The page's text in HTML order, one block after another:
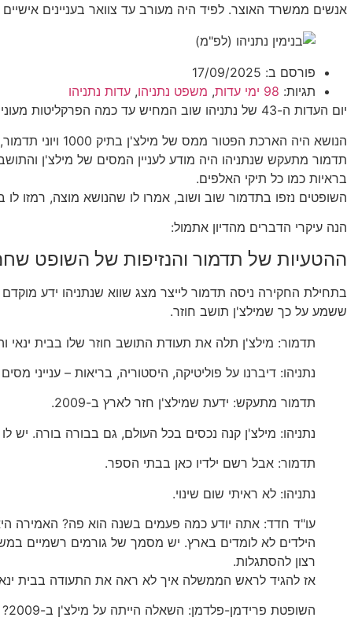
אנשים ממשרד האוצר. לפיד היה מעורב עד צוואר בעניינים
פורסם ב: 17/09/2025
תגיות: 98 ימי עדות , משפט נתניהו, עדות נתניהו
יום העדות ה-43 של נתניהו שוב המחיש עד כמה הפרקליטות מעוניינת למרוח את החקירות כדי להתיש את נתניהו על זוטי הזוטות.
הנושא היה הארכת הפטור ממס של מילצ'ן בתיק 1000 ויוני תדמור, כהרגלו בקודש, המשיך למחזר שאלות ולנסות להטעות את נתניהו בהצגת קטעים מגמתיים.
תדמור מתעקש שנתניהו היה מודע לעניין המסים של מילצ'ן
בראיות כמו כל תיקי האלפים.
השופטים נזפו בתדמור שוב ושוב, אמרו לו שהנושא מוצה,
הנה עיקרי הדברים מהדיון אתמול:
ההטעיות של תדמור והנזיפות של השופט
בתחילת החקירה ניסה תדמור לייצר מצג שווא שנתניהו ידע
ששמע על כך שמילצ'ן תושב חוזר.
תדמור: מילצ'ן תלה את תעודת התושב חוזר שלו בבית ינאי
נתניהו: דיברנו על פוליטיקה, היסטוריה, בריאות – ענייני
תדמור מתעקש: ידעת שמילצ'ן חזר לארץ ב-2009.
נתניהו: מילצ'ן קנה נכסים בכל העולם, גם בבורה בורה.
תדמור: אבל רשם ילדיו כאן בבתי הספר.
נתניהו: לא ראיתי שום שינוי.
עו"ד חדד: אתה יודע כמה פעמים בשנה הוא פה? האמירה
הילדים לא לומדים בארץ. יש מסמך של גורמים רשמיים
רצון להסתגלות.
אז להגיד לראש הממשלה איך לא ראה את התעודה בבית
השופטת פרידמן-פלדמן: השאלה הייתה על מילצ'ן ב-2009?